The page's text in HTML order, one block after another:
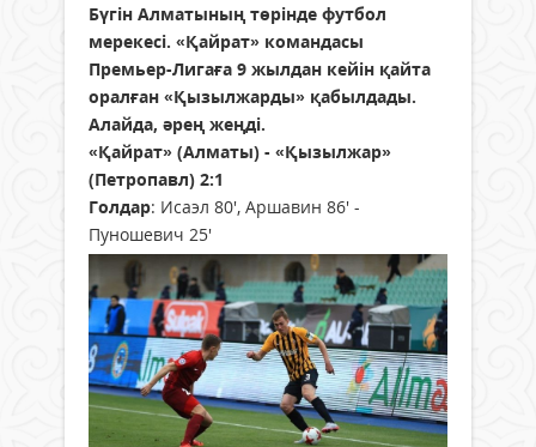
Бүгін Алматының төрінде футбол
мерекесі. «Қайрат» командасы
Премьер-Лигаға 9 жылдан кейін қайта
оралған «Қызылжарды» қабылдады.
Алайда, әрең жеңді.
«Қайрат» (Алматы) - «Қызылжар»
(Петропавл) 2:1
Голдар: Исаэл 80', Аршавин 86' -
Пуношевич 25'